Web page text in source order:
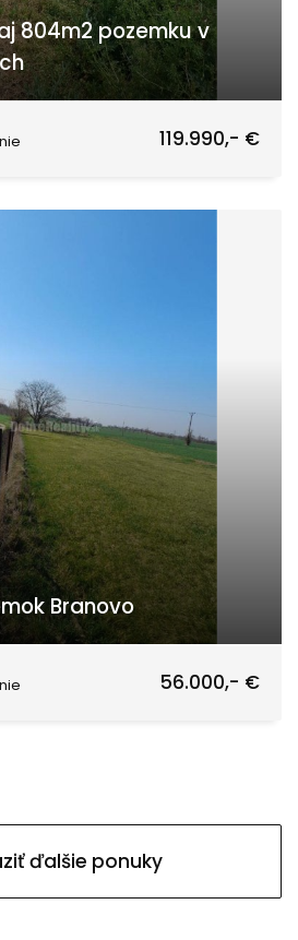
804m2 pozemku v
119.990,- €
Branovo
56.000,- €
ďalšie ponuky